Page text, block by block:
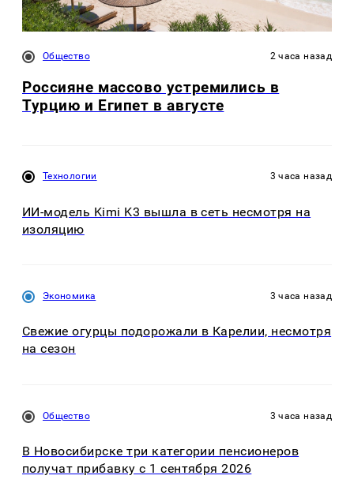
Общество 2 часа назад
Россияне массово устремились в
Турцию и Египет в августе
Технологии 3 часа назад
ИИ-модель Kimi K3 вышла в сеть несмотря на
изоляцию
Экономика 3 часа назад
Свежие огурцы подорожали в Карелии, несмотря
на сезон
Общество 3 часа назад
В Новосибирске три категории пенсионеров
получат прибавку с 1 сентября 2026